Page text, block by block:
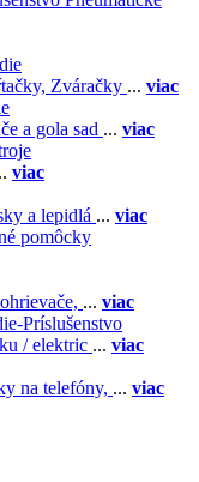
Zváračky ... viac
a gola sad ... viac
viac
a lepidlá ... viac
pomôcky
... viac
Príslušenstvo
/ elektric ... viac
na telefóny, ... viac